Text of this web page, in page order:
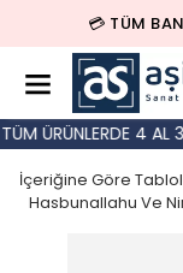
💳 TÜM
ÜRÜNLERDE 4 AL 3
İçeriğine Göre
Hasbunallahu Ve